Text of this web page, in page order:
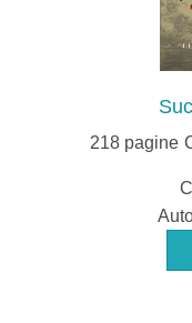
218 pagine